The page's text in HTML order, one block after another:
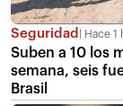
Seguridad Hace 1
Suben a 10 los
semana, seis
Brasil